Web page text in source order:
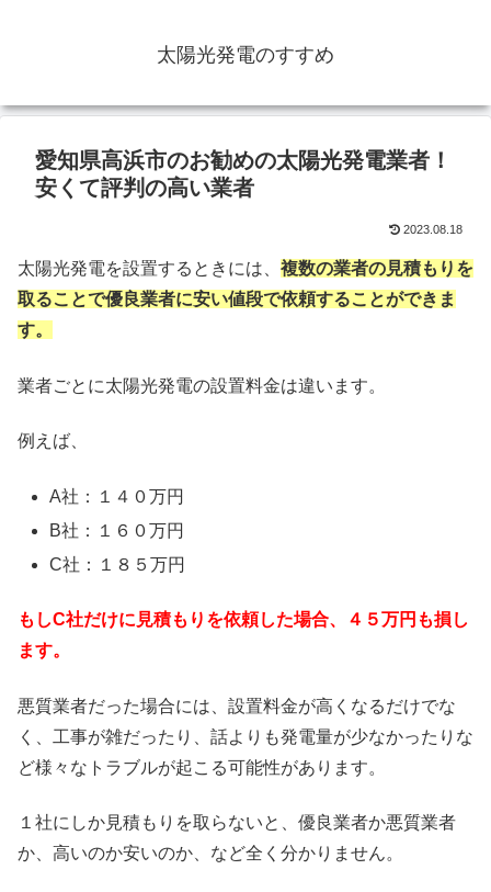
太陽光発電のすすめ
愛知県高浜市のお勧めの太陽光発電業者！
安くて評判の高い業者
2023.08.18
太陽光発電を設置するときには、 複数の業者の見積もりを
取ることで優良業者に安い値段で依頼することができま
す。
業者ごとに太陽光発電の設置料金は違います。
例えば、
A社：１４０万円
B社：１６０万円
C社：１８５万円
もしC社だけに見積もりを依頼した場合、４５万円も損し
ます。
悪質業者だった場合には、設置料金が高くなるだけでな
く、工事が雑だったり、話よりも発電量が少なかったりな
ど様々なトラブルが起こる可能性があります。
１社にしか見積もりを取らないと、優良業者か悪質業者
か、高いのか安いのか、など全く分かりません。